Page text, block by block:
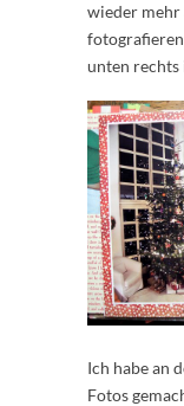
wieder mehr
unten rechts
Ich habe an
Fotos